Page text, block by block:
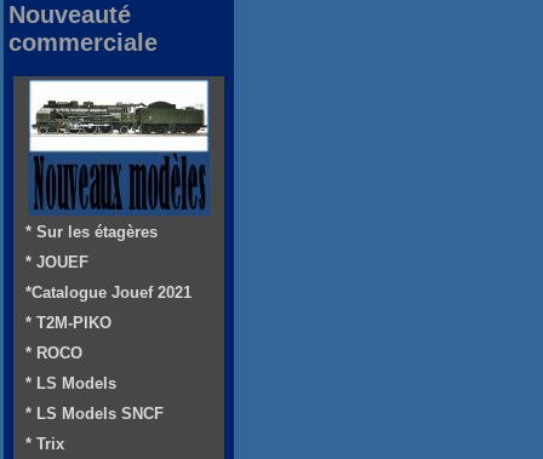
Nouveauté
commerciale
* Sur les étagères
* JOUEF
*Catalogue Jouef 2021
* T2M-PIKO
* ROCO
* LS Models
* LS Models SNCF
* Trix